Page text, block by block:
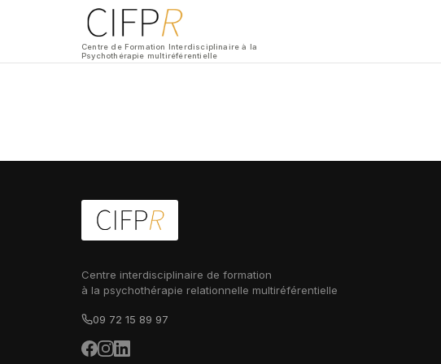
Centre de Formation Interdisciplinaire à la
Psychothérapie multiréférentielle
Centre interdisciplinaire de formation
à la psychothérapie relationnelle multiréférentielle
09 72 15 89 97